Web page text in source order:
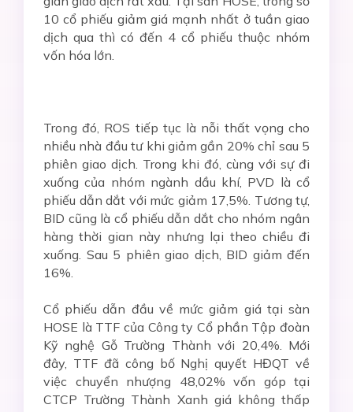
10 cổ phiếu giảm giá mạnh nhất ở tuần giao
dịch qua thì có đến 4 cổ phiếu thuộc nhóm
vốn hóa lớn.
Trong đó, ROS tiếp tục là nỗi thất vọng cho
nhiều nhà đầu tư khi giảm gần 20% chỉ sau 5
phiên giao dịch. Trong khi đó, cùng với sự đi
xuống của nhóm ngành dầu khí, PVD là cổ
phiếu dẫn dắt với mức giảm 17,5%. Tương tự,
BID cũng là cổ phiếu dẫn dắt cho nhóm ngân
hàng thời gian này nhưng lại theo chiều đi
xuống. Sau 5 phiên giao dịch, BID giảm đến
16%.
Cổ phiếu dẫn đầu về mức giảm giá tại sàn
HOSE là TTF của Công ty Cổ phần Tập đoàn
Kỹ nghệ Gỗ Trường Thành với 20,4%. Mới
đây, TTF đã công bố Nghị quyết HĐQT về
việc chuyển nhượng 48,02% vốn góp tại
CTCP Trường Thành Xanh giá không thấp